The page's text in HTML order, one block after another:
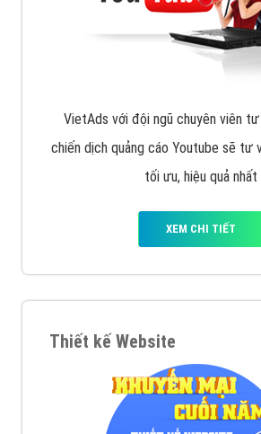
VietAds với đội ngũ chuyên viên tư
chiến dịch quảng cáo Youtube sẽ tư
tối ưu, hiệu quả nhất
XEM CHI TIẾT
Thiết kế Website